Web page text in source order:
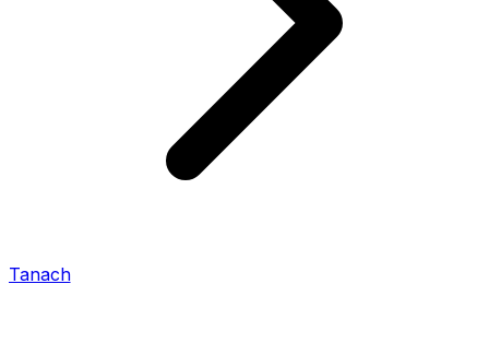
Tanach